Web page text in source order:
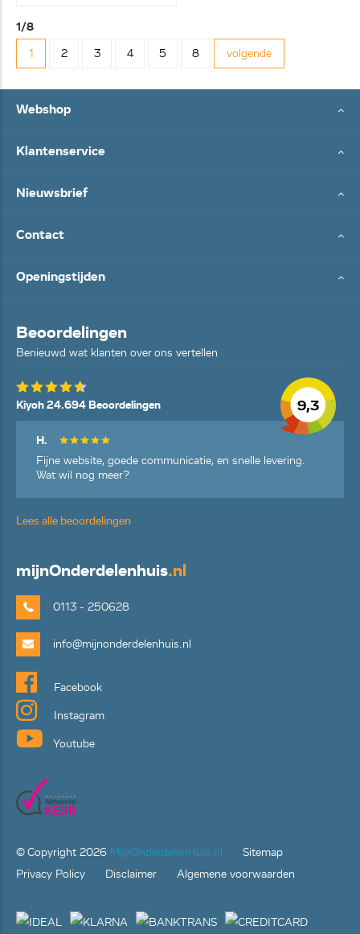
1/8
1
2 3 4 5 8 volgende
Webshop
Klantenservice
Nieuwsbrief
Contact
Openingstijden
Beoordelingen
Benieuwd wat klanten over ons vertellen
9,3
Kiyoh 24.694 Beoordelingen
H.
Fijne website, goede communicatie, en snelle levering.
Wat wil nog meer?
Lees alle beoordelingen
mijnOnderdelenhuis.nl
0113 - 250628
info@mijnonderdelenhuis.nl
Facebook
Instagram
Youtube
© Copyright 2026 MijnOnderdelenHuis.nl
Sitemap
Privacy Policy
Disclaimer Algemene voorwaarden